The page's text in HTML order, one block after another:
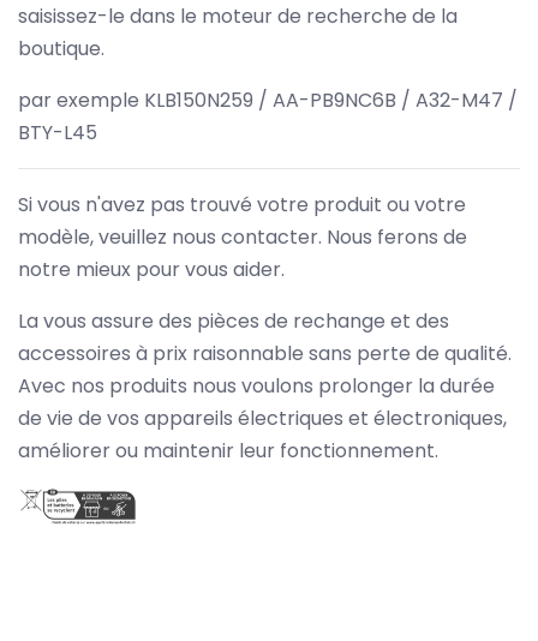
saisissez-le dans le moteur de recherche de la
boutique.
par exemple KLB150N259 / AA-PB9NC6B / A32-M47 /
BTY-L45
Si vous n'avez pas trouvé votre produit ou votre
modèle, veuillez nous contacter. Nous ferons de
notre mieux pour vous aider.
La vous assure des pièces de rechange et des
accessoires à prix raisonnable sans perte de qualité.
Avec nos produits nous voulons prolonger la durée
de vie de vos appareils électriques et électroniques,
améliorer ou maintenir leur fonctionnement.